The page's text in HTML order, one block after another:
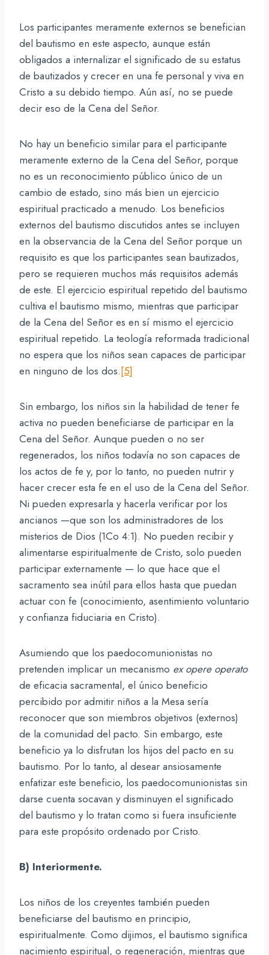
Los participantes meramente externos se benefician
del bautismo en este aspecto, aunque están
obligados a internalizar el significado de su estatus
de bautizados y crecer en una fe personal y viva en
Cristo a su debido tiempo. Aún así, no se puede
decir eso de la Cena del Señor.
No hay un beneficio similar para el participante
meramente externo de la Cena del Señor, porque
no es un reconocimiento público único de un
cambio de estado, sino más bien un ejercicio
espiritual practicado a menudo. Los beneficios
externos del bautismo discutidos antes se incluyen
en la observancia de la Cena del Señor porque un
requisito es que los participantes sean bautizados,
pero se requieren muchos más requisitos además
de este. El ejercicio espiritual repetido del bautismo
cultiva el bautismo mismo, mientras que participar
de la Cena del Señor es en sí mismo el ejercicio
espiritual repetido. La teología reformada tradicional
no espera que los niños sean capaces de participar
en ninguno de los dos.[5]
Sin embargo, los niños sin la habilidad de tener fe
activa no pueden beneficiarse de participar en la
Cena del Señor. Aunque pueden o no ser
regenerados, los niños todavía no son capaces de
los actos de fe y, por lo tanto, no pueden nutrir y
hacer crecer esta fe en el uso de la Cena del Señor.
Ni pueden expresarla y hacerla verificar por los
ancianos —que son los administradores de los
misterios de Dios (1Co 4:1). No pueden recibir y
alimentarse espiritualmente de Cristo, solo pueden
participar externamente — lo que hace que el
sacramento sea inútil para ellos hasta que puedan
actuar con fe (conocimiento, asentimiento voluntario
y confianza fiduciaria en Cristo).
Asumiendo que los paedocomunionistas no
pretenden implicar un mecanismo ex opere operato
de eficacia sacramental, el único beneficio
percibido por admitir niños a la Mesa sería
reconocer que son miembros objetivos (externos)
de la comunidad del pacto. Sin embargo, este
beneficio ya lo disfrutan los hijos del pacto en su
bautismo. Por lo tanto, al desear ansiosamente
enfatizar este beneficio, los paedocomunionistas sin
darse cuenta socavan y disminuyen el significado
del bautismo y lo tratan como si fuera insuficiente
para este propósito ordenado por Cristo.
B) Interiormente.
Los niños de los creyentes también pueden
beneficiarse del bautismo en principio,
espiritualmente. Como dijimos, el bautismo significa
nacimiento espiritual, o regeneración, mientras que